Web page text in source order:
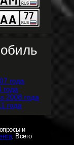
и
. Всего